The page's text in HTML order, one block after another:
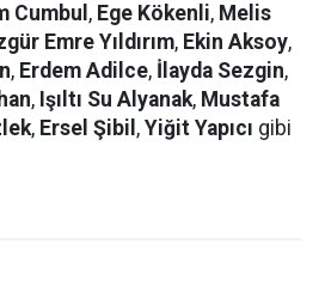
Cumbul , Ege Kökenli, Melis
Emre Yıldırım, Ekin Aksoy,
, Erdem Adilce, İlayda Sezgin,
, Işıltı Su Alyanak, Mustafa
, Ersel Şibil , Yiğit Yapıcı gibi